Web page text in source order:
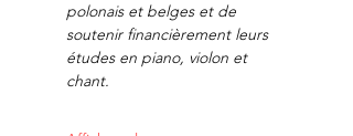
polonais et belges et de
soutenir financièrement leurs
études en piano, violon et
chant.